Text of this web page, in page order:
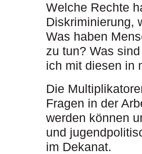
Welche Rechte
Diskriminierung,
Was haben
zu tun? Was
ich mit diesen in
Die
Fragen in der
werden können
und
im Dekanat.